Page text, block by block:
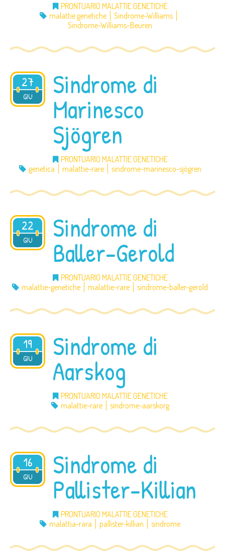
PRONTUARIO MALATTIE GENETICHE
malattie genetiche
Sindrome-Williams
Sindrome-Williams–Beuren
27
GIU
2012 Sindrome di
Marinesco
Sjögren
PRONTUARIO MALATTIE GENETICHE
genetica
malattie-rare sindrome-marinesco-sjögren
22
GIU
2012 Sindrome di
Baller-Gerold
PRONTUARIO MALATTIE GENETICHE
malattie-genetiche
malattie-rare sindrome-baller-gerold
19
GIU
2012 Sindrome di
Aarskog
PRONTUARIO MALATTIE GENETICHE
malattie-rare
sindrome-aarskorg
16
GIU
2012 Sindrome di
Pallister-Killian
PRONTUARIO MALATTIE GENETICHE
malattia-rara
pallister-killian sindrome